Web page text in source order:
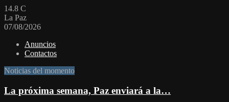
14.8 C
La Paz
07/08/2026
Anuncios
Contactos
Noticias del momento
La próxima semana, Paz enviará a la…